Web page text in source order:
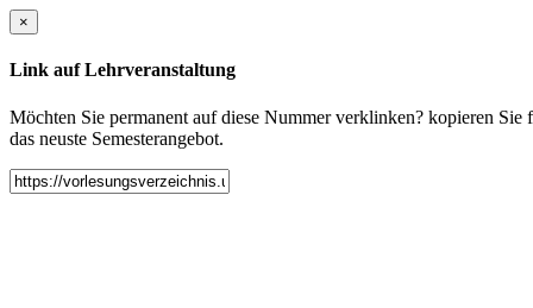
×
Link auf Lehrveranstaltung
Möchten Sie permanent auf diese Nummer verklinken? kopieren
das neuste Semesterangebot.